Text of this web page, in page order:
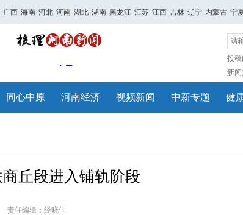
广西 海南 河北 河南 湖北 湖南 黑龙江 江苏 江西 吉林 辽宁 内蒙古 宁
投稿
新闻
同心中原 河南经济 视频新闻 中新专题 健
丘段进入铺轨阶段
责任编辑：经晓佳